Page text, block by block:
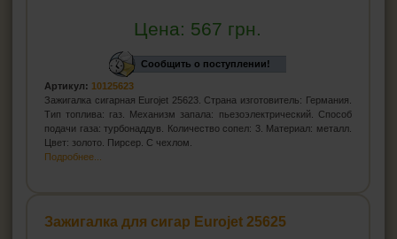
Цена: 567 грн.
Сообщить о поступлении!
Артикул: 10125623
Зажигалка сигарная Eurojet 25623. Страна изготовитель: Германия.
Тип топлива: газ. Механизм запала: пьезоэлектрический. Способ
подачи газа: турбонаддув. Количество сопел: 3. Материал: металл.
Цвет: золото. Пирсер. С чехлом.
Подробнее...
Зажигалка для сигар Eurojet 25625